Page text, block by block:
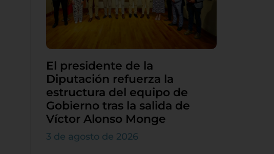
El presidente de la
Diputación refuerza la
estructura del equipo de
Gobierno tras la salida de
Víctor Alonso Monge
3 de agosto de 2026